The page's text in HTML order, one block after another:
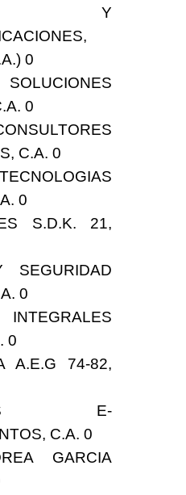
Y
0
0
C.A. 0
0
S.D.K. 21,
SEGURIDAD
0
0
A.E.G 74-82,
E-
C.A. 0
GARCIA